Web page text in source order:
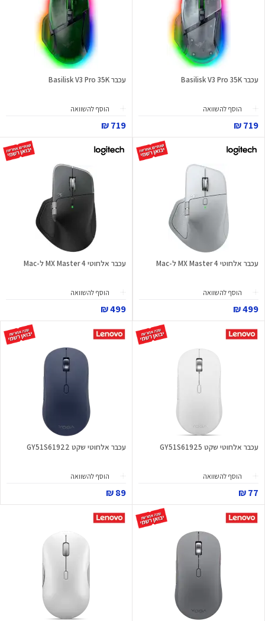
עכבר Basilisk V3 Pro 35K
הוסף להשוואה
719 ₪
עכבר Basilisk V3 Pro 35K
הוסף להשוואה
719 ₪
עכבר אלחוטי MX Master 4 ל-Mac
הוסף להשוואה
499 ₪
עכבר אלחוטי MX Master 4 ל-Mac
הוסף להשוואה
499 ₪
עכבר אלחוטי שקט GY51S61925
הוסף להשוואה
77 ₪
עכבר אלחוטי שקט GY51S61922
הוסף להשוואה
89 ₪